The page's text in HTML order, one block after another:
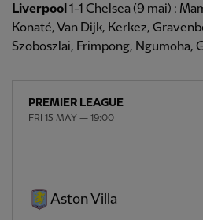
Liverpool 1-1 Chelsea (9 mai) :
Konaté, Van Dijk, Kerkez,
Szoboszlai, Frimpong, Ngumoha,
PREMIER LEAGUE
FRI 15 MAY — 19:00
Aston Villa